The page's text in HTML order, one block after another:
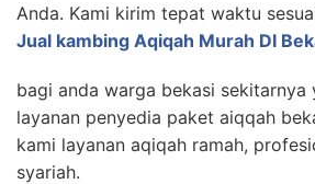
Anda. Kami kirim tepat waktu
Jual kambing Aqiqah Murah DI
bagi anda warga bekasi sekitarnya
layanan penyedia paket aiqqah
kami layanan aqiqah ramah,
syariah.